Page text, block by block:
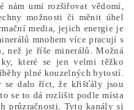
nám umí rozšiřovat vědomí,
možnosti či měnit úhel
media, jejich energie je
mnohem více pracují s
než je říše minerálů. Možná
které se jen velmi těžko
plné kouzelných bytostí.
se dalo říct, že křišťály jsou
se to dá rozlišit podle místa
průzračnosti. Tyto kanály si